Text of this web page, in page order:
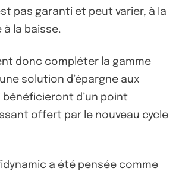
pas garanti et peut varier, à la
à la baisse.
donc compléter la gamme
solution d’épargne aux
d’un point
offert par le nouveau cycle
a été pensée comme